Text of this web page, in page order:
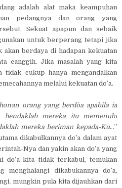
adalah alat maka keampuhan
pedangnya dan orang yang
Sekuat apapun dan sebaik
untuk berperang tetapi jika
berdaya di hadapan kekuatan
canggih. Jika masalah yang kita
cukup hanya mengandalkan
melalui kekuatan do’a.
orang yang berdo`a apabila ia
hendaklah mereka itu memenuhi
mereka beriman kepada-Ku…”
dikabulkannya do’a dalam ayat
Nya dan yakin akan do’a yang
do’a kita tidak terkabul, temukan
dikabukannya do’a,
mungkin pula kita dijauhkan dari